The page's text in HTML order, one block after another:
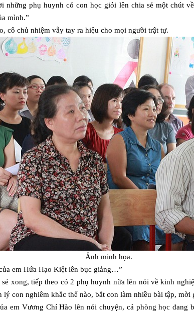
những phụ huynh có con học giỏi lên chia sẻ một chút
mình.”
cô chủ nhiệm vẫy tay ra hiệu cho mọi người trật tự.
Ảnh minh họa.
em Hứa Hạo Kiệt lên bục giảng…”
xong, tiếp theo có 2 phụ huynh nữa lên nói về kinh
lý con nghiêm khắc thế nào, bắt con làm nhiều bài tập,
em Vương Chí Hào lên nói chuyện, cả phòng học đang